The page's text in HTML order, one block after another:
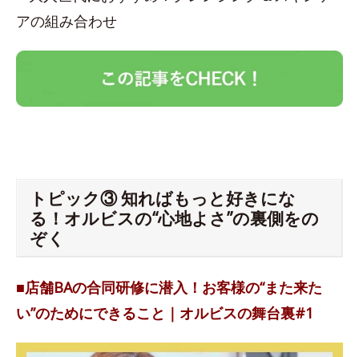
アの組み合わせ
トピック③ 知ればもっと好きにな
る！オルビスの“心地よさ”の裏側をの
ぞく
■店舗BAの合同研修に潜入！お客様の“また来た
い”のためにできること｜オルビスの舞台裏#1